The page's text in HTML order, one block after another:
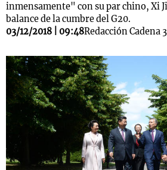
inmensamente" con su par chino, Xi
balance de la cumbre del G20.
03/12/2018 | 09:48Redacción Cadena 3